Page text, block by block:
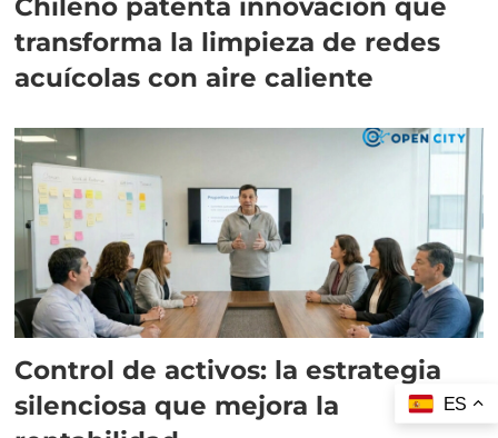
transforma la limpieza de redes
acuícolas con aire caliente
Control de activos: la estrategia
silenciosa que mejora la
ES